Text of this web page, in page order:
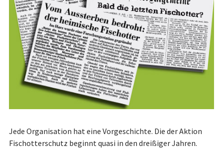
Jede Organisation hat eine Vorgeschichte. Die der Aktion
Fisch­ot­terschutz beginnt quasi in den dreißiger Jahren.